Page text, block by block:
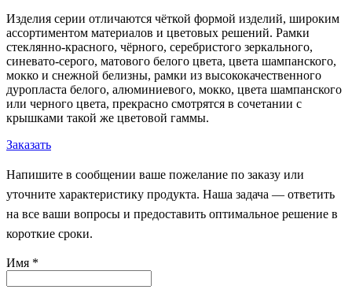
Изделия серии отличаются чёткой формой изделий, широким
ассортиментом материалов и цветовых решений. Рамки
стеклянно-красного, чёрного, серебристого зеркального,
синевато-серого, матового белого цвета, цвета шампанского,
мокко и снежной белизны, рамки из высококачественного
дуропласта белого, алюминиевого, мокко, цвета шампанского
или черного цвета, прекрасно смотрятся в сочетании с
крышками такой же цветовой гаммы.
Заказать
Напишите в сообщении ваше пожелание по заказу или
уточните характеристику продукта. Наша задача — ответить
на все ваши вопросы и предоставить оптимальное решение в
короткие сроки.
Имя *